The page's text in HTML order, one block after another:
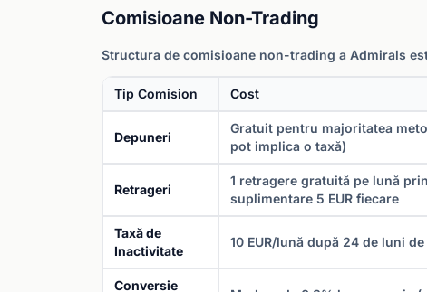
Comisioane Non-Trading
Structura de comisioane non-trading a Admirals
Tip Comision Cost
Depuneri
Gratuit pentru majoritatea
pot implica o taxă)
Retrageri
1 retragere gratuită pe lună
suplimentare 5 EUR fiecare
Taxă de
Inactivitate
10 EUR/lună după 24 de luni
Conversie